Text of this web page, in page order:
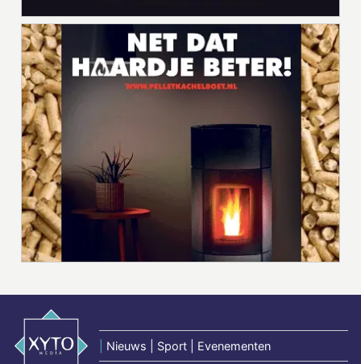
Nieuws | Sport | Evenementen